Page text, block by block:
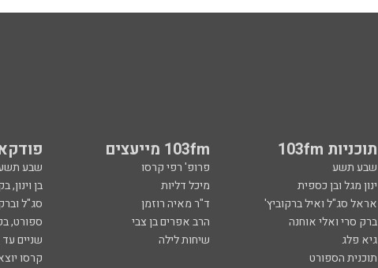
תוכניות 103fm 103fm מייעצים
שבע תשע פרופ' רפי קרסו שבע
ינון מגל ובן כספית
מיכל דליות בן וינון,
אראל סג"ל ואיל ברקוביץ'
ד"ר מאיה רוזמן סג"ל
ברק סרי ואלי אוחנה
הרב אפרים בן צבי ספורט,
גיא פלג
שיחות לילה שניים
תוכנית הספורט
קרסו